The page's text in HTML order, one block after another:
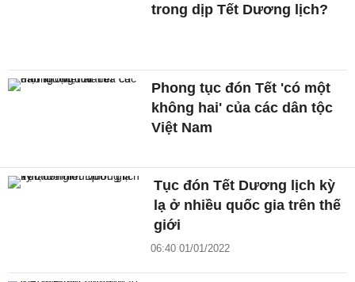
trong dịp Tết Dương lịch?
Phong tục đón Tết 'có một
không hai' của các dân tộc
Việt Nam
Tục đón Tết Dương lịch kỳ
lạ ở nhiều quốc gia trên thế
giới
06:40 01/01/2022